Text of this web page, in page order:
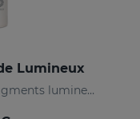
Lumineux
Dépigmentant, avec pigments lumineux et filtres solaires